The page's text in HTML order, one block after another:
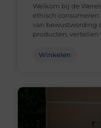
Welkom bij de
ethisch consumeren
van bewustwording
producten, vertellen
Winkelen